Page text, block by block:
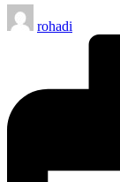
Posted
by
rohadi